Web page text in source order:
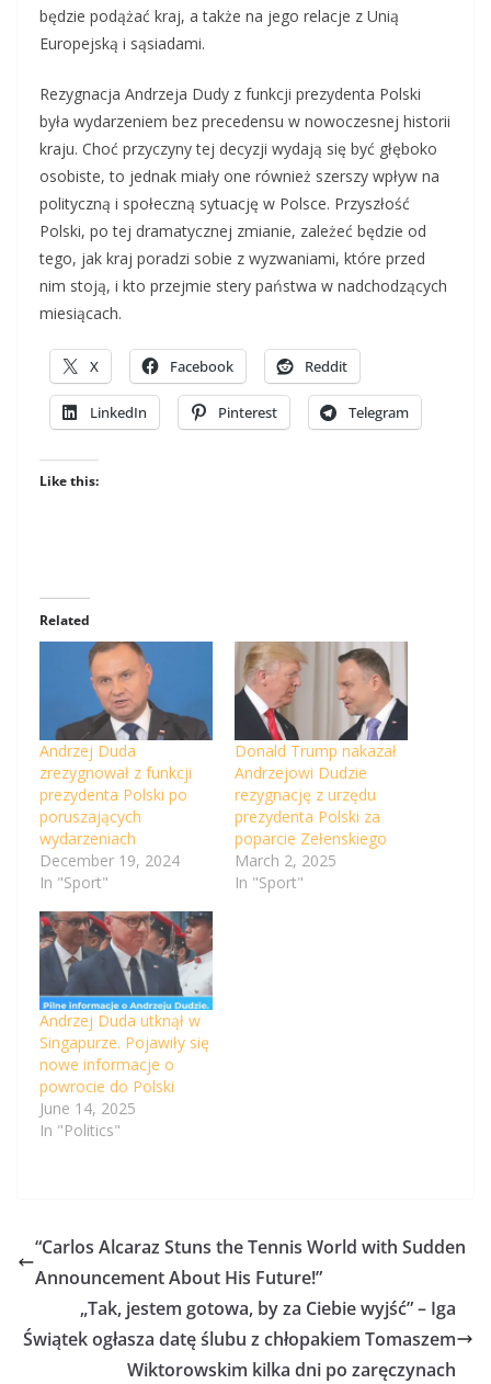
będzie podążać kraj, a także na jego relacje z Unią
Europejską i sąsiadami.
Rezygnacja Andrzeja Dudy z funkcji prezydenta Polski
była wydarzeniem bez precedensu w nowoczesnej historii
kraju. Choć przyczyny tej decyzji wydają się być głęboko
osobiste, to jednak miały one również szerszy wpływ na
polityczną i społeczną sytuację w Polsce. Przyszłość
Polski, po tej dramatycznej zmianie, zależeć będzie od
tego, jak kraj poradzi sobie z wyzwaniami, które przed
nim stoją, i kto przejmie stery państwa w nadchodzących
miesiącach.
X Facebook Reddit
LinkedIn Pinterest Telegram
Like this:
Related
Andrzej Duda
zrezygnował z funkcji
prezydenta Polski po
poruszających
wydarzeniach
December 19, 2024
In "Sport"
Donald Trump nakazał
Andrzejowi Dudzie
rezygnację z urzędu
prezydenta Polski za
poparcie Zełenskiego
March 2, 2025
In "Sport"
Andrzej Duda utknął w
Singapurze. Pojawiły się
nowe informacje o
powrocie do Polski
June 14, 2025
In "Politics"
“Carlos Alcaraz Stuns the Tennis World with Sudden
Announcement About His Future!”
„Tak, jestem gotowa, by za Ciebie wyjść” – Iga
Świątek ogłasza datę ślubu z chłopakiem Tomaszem
Wiktorowskim kilka dni po zaręczynach